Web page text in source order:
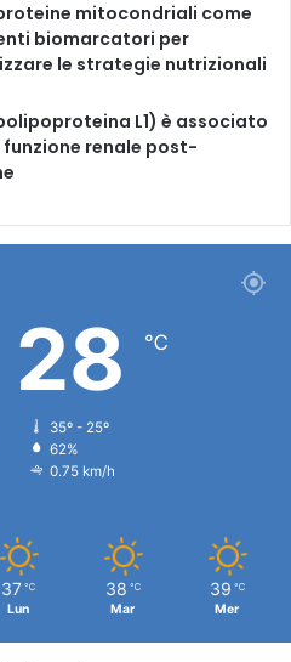
​​mitocondriali come
biomarcatori per
le strategie nutrizionali
L1) è associato
renale post-
28 ℃
35º - 25º
62%
0.75 km/h
37 ℃
Lun
38 ℃
Mar
39 ℃
Mer